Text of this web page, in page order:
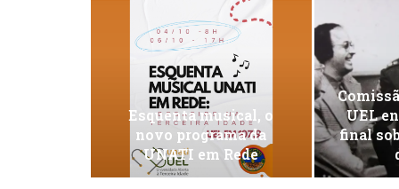
Esquenta musical, o
novo programa da
UNATI em Rede
UEL
final